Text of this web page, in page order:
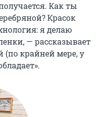
Как ты
Красок
я делаю
— рассказывает
(по крайней мере, у